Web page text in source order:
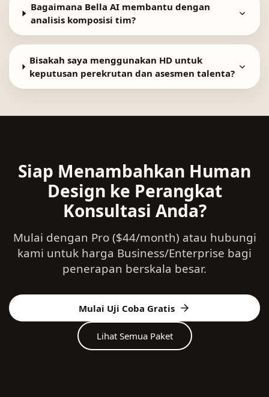
Bagaimana Bella AI membantu dengan
analisis komposisi tim?
Bisakah saya menggunakan HD untuk
keputusan perekrutan dan asesmen talenta?
Siap Menambahkan Human
Design ke Perangkat
Konsultasi Anda?
Mulai dengan Pro ($44/month) atau hubungi
kami untuk harga Business/Enterprise bagi
penerapan berskala besar.
Mulai Uji Coba Gratis
Lihat Semua Paket